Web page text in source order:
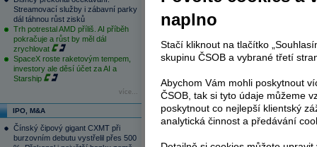
Streamovací služby i zábavní parky
dál táhnou růst zisků
Trh potrestal AMD příliš. AI příběh
pokračuje a růst by měl dál
zrychlovat
SpaceX roste raketovým tempem,
investory ale děsí účet za AI a
Starship
více...
IPO, M&A
Čínský čipový gigant CXMT při
burzovním debutu vystřelil přes 500
naplno
Stačí kliknout na tlačítko
skupinu ČSOB a vybrané třetí
Abychom Vám mohli poskytnout
ČSOB, tak si tyto údaje můžeme
poskytnout co nejlepší klientský
analytická činnost a předávání